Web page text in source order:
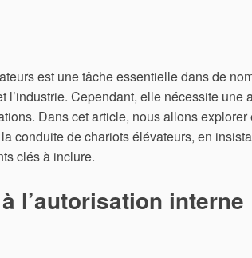
est une tâche essentielle dans de
l’industrie. Cependant, elle nécessite une
Dans cet article, nous allons
conduite de chariots élévateurs, en
clés à inclure.
l’autorisation interne